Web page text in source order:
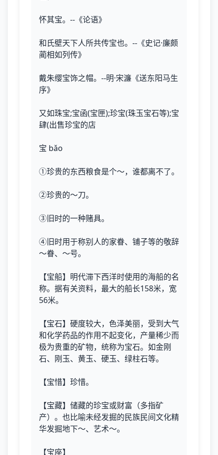
怀其宝。--《论语》
和氏壁天下人所共传宝也。--《史记·廉颇
蔺相如列传》
戴朱缨宝饰之帽。--明·宋濂《送东阳马生
序》
又如珠宝;宝函(宝匣);珍宝(珠玉宝石等);宝
肆(出售珍宝的店
宝 bǎo
①珍贵的东西粮食是个～，谁都离不了。
②珍贵的～刀。
③旧时的一种赌具。
④旧时用于称别人的家眷、铺子等的敬辞
～眷、～号。
【宝船】明代滞下西洋时使用的海船的名
称。据有关资料，最大的船长158米，宽
56米。
【宝石】硬度较大，色泽美丽，受到大气
和化学药品的作用不起变化，产量稀少而
极为贵重的矿物，统称为宝石。如金刚
石、刚玉、黄玉、硬玉、绿柱石等。
【宝惜】珍惜。
【宝藏】储藏的珍宝或财富（多指矿
产）。也比喻未经发掘的民族民间文化精
华发掘地下～、艺术～。
【宝座】